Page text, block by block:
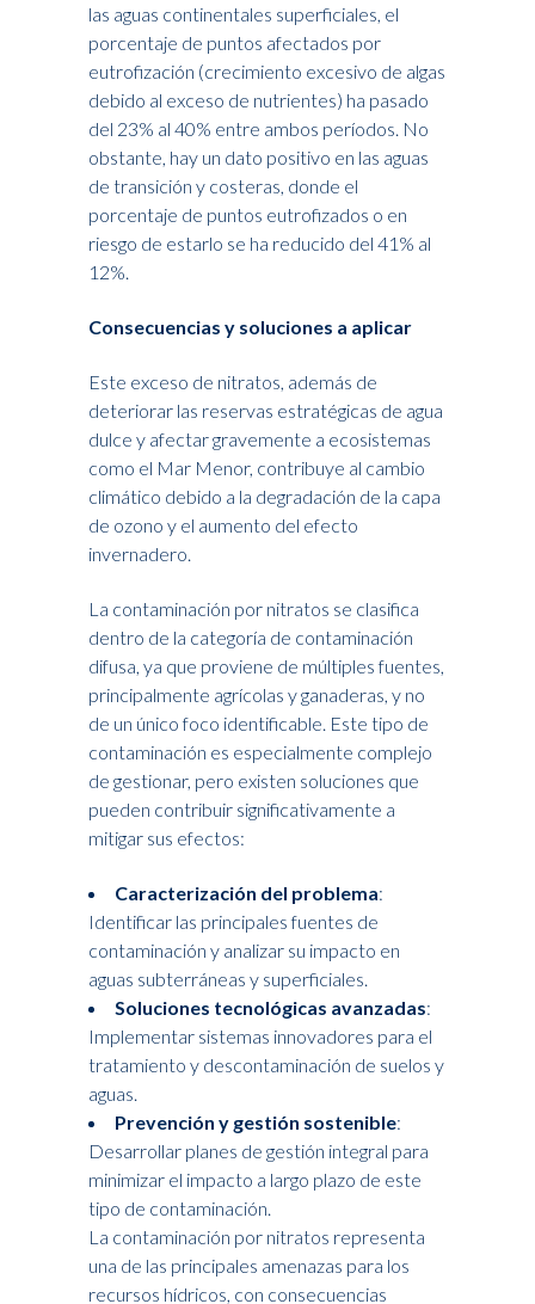
las aguas continentales superficiales, el
porcentaje de puntos afectados por
eutrofización (crecimiento excesivo de algas
debido al exceso de nutrientes) ha pasado
del 23% al 40% entre ambos períodos. No
obstante, hay un dato positivo en las aguas
de transición y costeras, donde el
porcentaje de puntos eutrofizados o en
riesgo de estarlo se ha reducido del 41% al
12%.
Consecuencias y soluciones a aplicar
Este exceso de nitratos, además de
deteriorar las reservas estratégicas de agua
dulce y afectar gravemente a ecosistemas
como el Mar Menor, contribuye al cambio
climático debido a la degradación de la capa
de ozono y el aumento del efecto
invernadero.
La contaminación por nitratos se clasifica
dentro de la categoría de contaminación
difusa, ya que proviene de múltiples fuentes,
principalmente agrícolas y ganaderas, y no
de un único foco identificable. Este tipo de
contaminación es especialmente complejo
de gestionar, pero existen soluciones que
pueden contribuir significativamente a
mitigar sus efectos:
Caracterización del problema:
Identificar las principales fuentes de
contaminación y analizar su impacto en
aguas subterráneas y superficiales.
Soluciones tecnológicas avanzadas:
Implementar sistemas innovadores para el
tratamiento y descontaminación de suelos y
aguas.
Prevención y gestión sostenible:
Desarrollar planes de gestión integral para
minimizar el impacto a largo plazo de este
tipo de contaminación.
La contaminación por nitratos representa
una de las principales amenazas para los
recursos hídricos, con consecuencias